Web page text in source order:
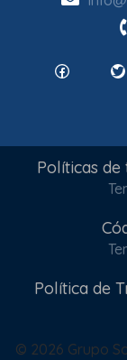
Facebook
Políticas
Política de
© 2026 Grupo